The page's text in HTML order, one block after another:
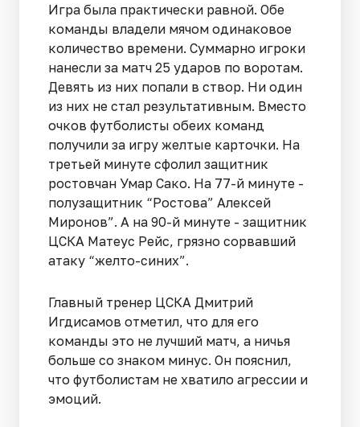
Игра была практически равной. Обе
команды владели мячом одинаковое
количество времени. Суммарно игроки
нанесли за матч 25 ударов по воротам.
Девять из них попали в створ. Ни один
из них не стал результативным. Вместо
очков футболисты обеих команд
получили за игру желтые карточки. На
третьей минуте сфолил защитник
ростовчан Умар Сако. На 77-й минуте -
полузащитник “Ростова” Алексей
Миронов”. А на 90-й минуте - защитник
ЦСКА Матеус Рейс, грязно сорвавший
атаку “желто-синих”.
Главный тренер ЦСКА Дмитрий
Игдисамов отметил, что для его
команды это не лучший матч, а ничья
больше со знаком минус. Он пояснил,
что футболистам не хватило агрессии и
эмоций.